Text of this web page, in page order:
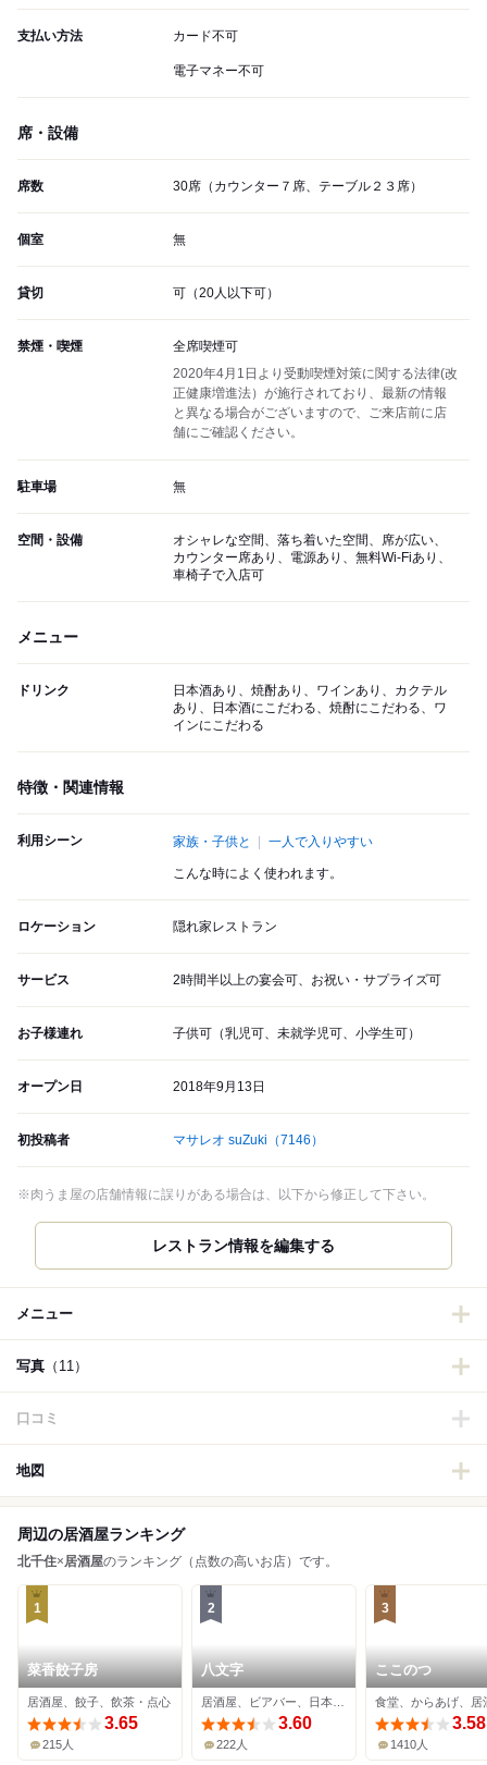
支払い方法 カード不可
電子マネー不可
席・設備
席数 30席（カウンター７席、テーブル２３席）
個室 無
貸切 可（20人以下可）
禁煙・喫煙
全席喫煙可
2020年4月1日より受動喫煙対策に関する法律(改
正健康増進法）が施行されており、最新の情報
と異なる場合がございますので、ご来店前に店
舗にご確認ください。
駐車場 無
空間・設備
オシャレな空間、落ち着いた空間、席が広い、
カウンター席あり、電源あり、無料Wi-Fiあり、
車椅子で入店可
メニュー
ドリンク
日本酒あり、焼酎あり、ワインあり、カクテル
あり、日本酒にこだわる、焼酎にこだわる、ワ
インにこだわる
特徴・関連情報
利用シーン 家族・子供と 一人で入りやすい
こんな時によく使われます。
ロケーション 隠れ家レストラン
サービス 2時間半以上の宴会可、お祝い・サプライズ可
お子様連れ 子供可（乳児可、未就学児可、小学生可）
オープン日 2018年9月13日
初投稿者 マサレオ suZuki （7146）
※肉うま屋の店舗情報に誤りがある場合は、以下から修正して下さい。
レストラン情報を編集する
メニュー
写真 （11）
口コミ
地図
周辺の居酒屋ランキング
北千住×居酒屋のランキング（点数の高いお店）です。
1
菜香餃子房
居酒屋、餃子、飲茶・点心
3.65
215人
2
八文字
3.60
222人
3
ここのつ
食堂、からあげ、居
3.58
1410人